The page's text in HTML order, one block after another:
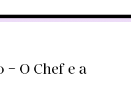
O Chef e a